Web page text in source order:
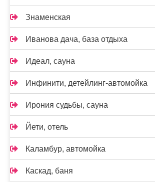
Знаменская
Иванова дача, база отдыха
Идеал, сауна
Инфинити, детейлинг-автомойка
Ирония судьбы, сауна
Йети, отель
Каламбур, автомойка
Каскад, баня